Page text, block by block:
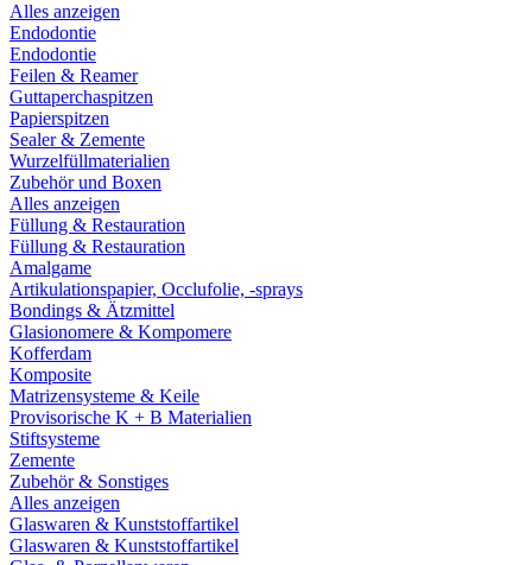
Alles anzeigen
Endodontie
Endodontie
Feilen & Reamer
Guttaperchaspitzen
Papierspitzen
Sealer & Zemente
Wurzelfüllmaterialien
Zubehör und Boxen
Alles anzeigen
Füllung & Restauration
Füllung & Restauration
Amalgame
Artikulationspapier, Occlufolie, -sprays
Bondings & Ätzmittel
Glasionomere & Kompomere
Kofferdam
Komposite
Matrizensysteme & Keile
Provisorische K + B Materialien
Stiftsysteme
Zemente
Zubehör & Sonstiges
Alles anzeigen
Glaswaren & Kunststoffartikel
Glaswaren & Kunststoffartikel